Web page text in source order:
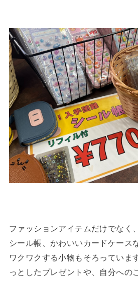
ファッションアイテムだけでなく
シール帳、かわいいカードケース
ワクワクする小物もそろっていま
っとしたプレゼントや、自分への